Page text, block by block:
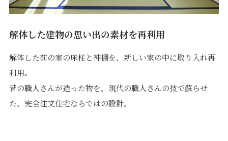
解体した建物の思い出の素材を再利用
解体した前の家の床柱と神棚を、新しい家の中に取り入れ再
利用。
昔の職人さんが造った物を、現代の職人さんの技で蘇らせ
た、完全注文住宅ならではの設計。